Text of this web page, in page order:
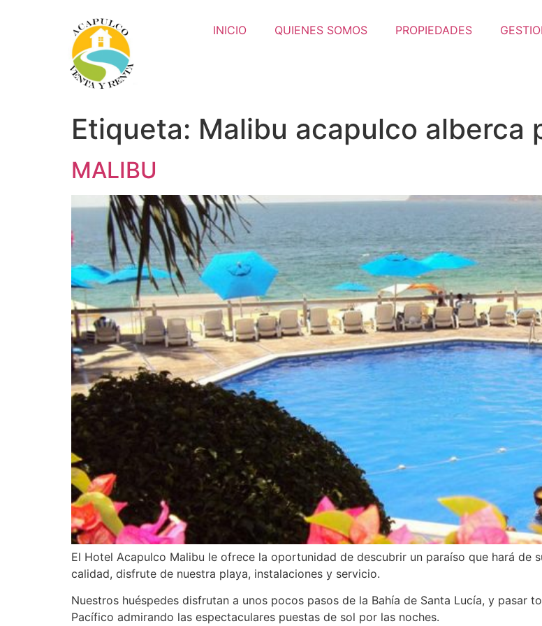
INICIO QUIENES SOMOS PROPIEDADES
Etiqueta: Malibu acapulco alberca
MALIBU
El Hotel Acapulco Malibu le ofrece la oportunidad de descubrir un paraíso que hará de
calidad, disfrute de nuestra playa, instalaciones y servicio.
Nuestros huéspedes disfrutan a unos pocos pasos de la Bahía de Santa Lucía, y pasar
Pacífico admirando las espectaculares puestas de sol por las noches.